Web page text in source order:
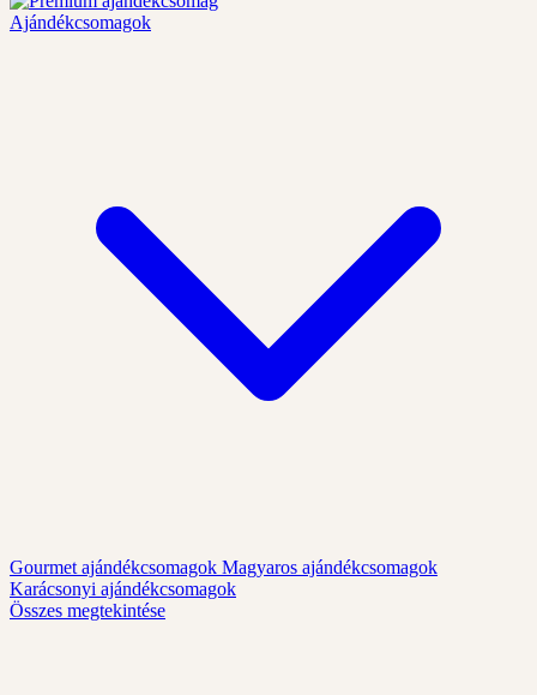
Ajándékcsomagok
Gourmet ajándékcsomagok Magyaros ajándékcsomagok
Karácsonyi ajándékcsomagok
Összes megtekintése